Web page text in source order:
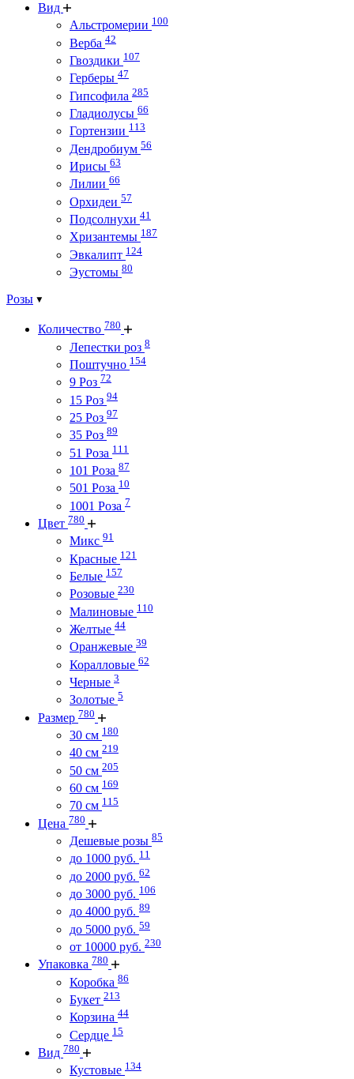
Вид
Альстромерии 100
Верба 42
Гвоздики 107
Герберы 47
Гипсофила 285
Гладиолусы 66
Гортензии 113
Дендробиум 56
Ирисы 63
Лилии 66
Орхидеи 57
Подсолнухи 41
Хризантемы 187
Эвкалипт 124
Эустомы 80
Розы
Количество 780
Лепестки роз 8
Поштучно 154
9 Роз 72
15 Роз 94
25 Роз 97
35 Роз 89
51 Роза 111
101 Роза 87
501 Роза 10
1001 Роза 7
Цвет 780
Микс 91
Красные 121
Белые 157
Розовые 230
Малиновые 110
Желтые 44
Оранжевые 39
Коралловые 62
Черные 3
Золотые 5
Размер 780
30 см 180
40 см 219
50 см 205
60 см 169
70 см 115
Цена 780
Дешевые розы 85
до 1000 руб. 11
до 2000 руб. 62
до 3000 руб. 106
до 4000 руб. 89
до 5000 руб. 59
от 10000 руб. 230
Упаковка 780
Коробка 86
Букет 213
Корзина 44
Сердце 15
Вид 780
Кустовые 134